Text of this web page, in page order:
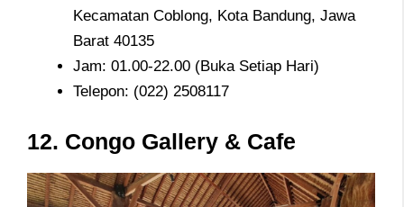
Kecamatan Coblong, Kota Bandung, Jawa
Barat 40135
Jam: 01.00-22.00 (Buka Setiap Hari)
Telepon: (022) 2508117
12. Congo Gallery & Cafe